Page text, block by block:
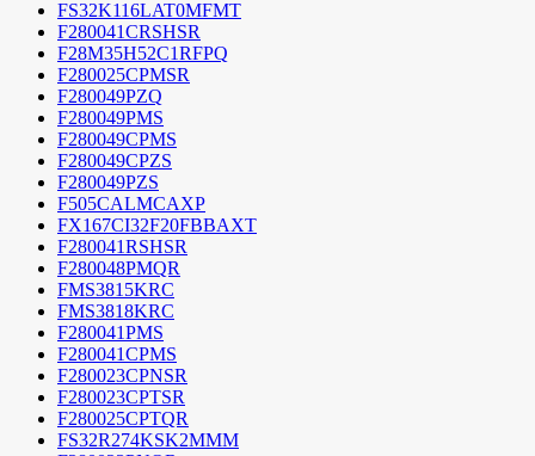
FS32K116LAT0MFMT
F280041CRSHSR
F28M35H52C1RFPQ
F280025CPMSR
F280049PZQ
F280049PMS
F280049CPMS
F280049CPZS
F280049PZS
F505CALMCAXP
FX167CI32F20FBBAXT
F280041RSHSR
F280048PMQR
FMS3815KRC
FMS3818KRC
F280041PMS
F280041CPMS
F280023CPNSR
F280023CPTSR
F280025CPTQR
FS32R274KSK2MMM